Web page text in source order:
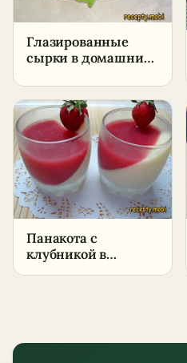
Глазированные
сырки в домашних
пошаговый рецепт
из творога
Панакота с
клубникой в